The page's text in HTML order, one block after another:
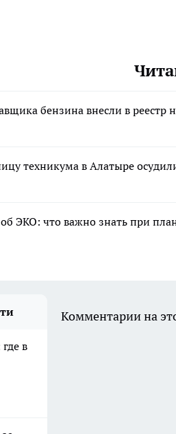
бензина внесли в реестр
техникума в Алатыре
ЭКО: что важно знать при
в
Комментарии на